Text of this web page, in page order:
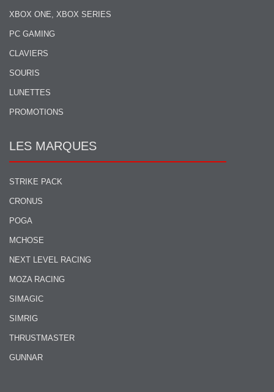
XBOX ONE, XBOX SERIES
PC GAMING
CLAVIERS
SOURIS
LUNETTES
PROMOTIONS
LES MARQUES
STRIKE PACK
CRONUS
POGA
MCHOSE
NEXT LEVEL RACING
MOZA RACING
SIMAGIC
SIMRIG
THRUSTMASTER
GUNNAR